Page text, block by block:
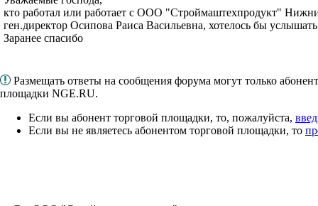
кто работал или работает с ООО "Строймаштехпродукт"
ген.директор Осипова Раиса Васильевна, хотелось бы
Заранее спасибо
Размещать ответы на сообщения форума могут только
площадки NGE.RU.
Если вы абонент торговой площадки, то, пожалуйста,
Если вы не являетесь абонентом торговой площадки, то